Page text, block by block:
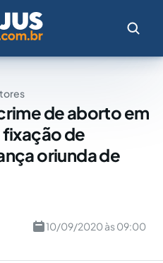
de aborto em
fixação de
oriunda de
10/09/2020 às 09:00